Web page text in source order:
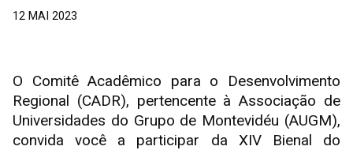
12 MAI 2023
O Comitê Acadêmico para o Desenvolvimento
Regional (CADR), pertencente à Associação de
Universidades do Grupo de Montevidéu (AUGM),
convida você a participar da XIV Bienal do